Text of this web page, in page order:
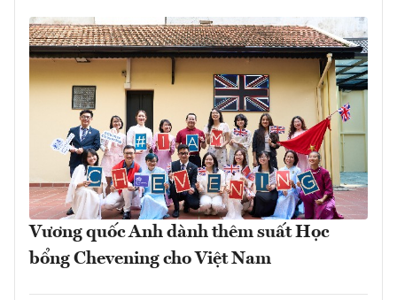
Vương quốc Anh dành thêm suất Học
bổng Chevening cho Việt Nam